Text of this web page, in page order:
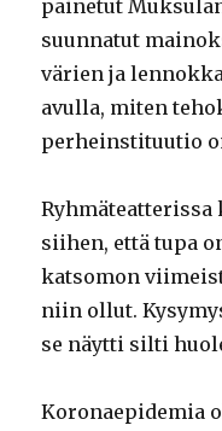
painetut
suunnatut
värien ja
avulla, miten
perheinstituutio
Ryhmäteatterissa
siihen, että tupa
katsomon
niin ollut.
se näytti silti
Koronaepidemia